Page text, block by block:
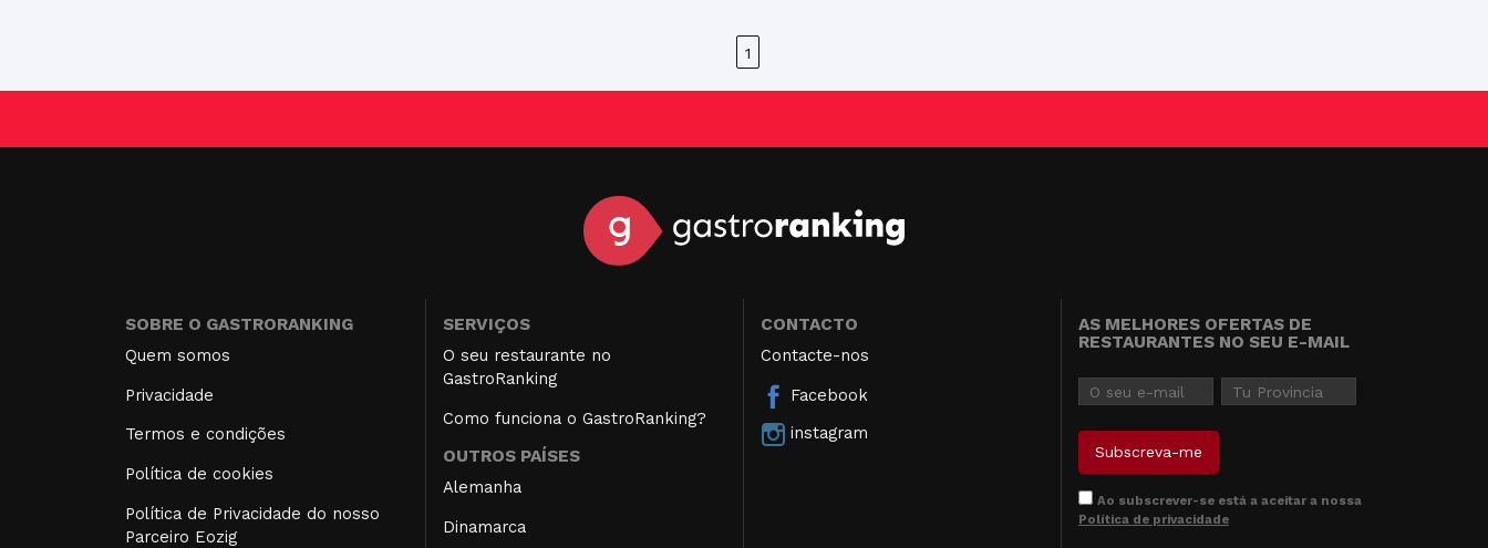
1
SOBRE O GASTRORANKING
Quem somos
Privacidade
Termos e condições
Política de cookies
Política de Privacidade do nosso
Parceiro Eozig
SERVIÇOS
O seu restaurante no
GastroRanking
Como funciona o GastroRanking?
OUTROS PAÍSES
Alemanha
Dinamarca
CONTACTO
Contacte-nos
Facebook
instagram
AS MELHORES OFERTAS DE
RESTAURANTES NO SEU E-MAIL
Ao subscrever-se está a aceitar a nossa
Política de privacidade